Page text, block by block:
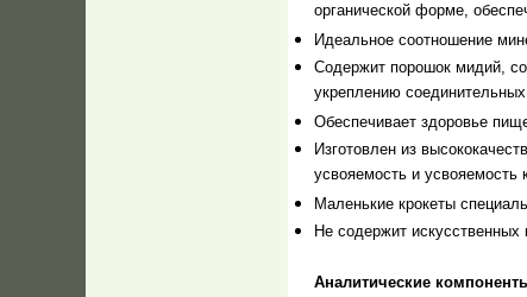
органической форме,
Идеальное соотношение
Содержит порошок мидий,
укреплению
Обеспечивает здоровье
Изготовлен из
усвояемость и усвояемость
Маленькие крокеты
Не содержит искусственных
Аналитические